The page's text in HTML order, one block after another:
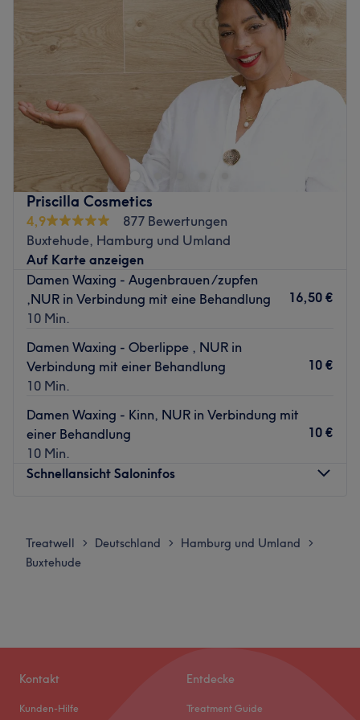
09:30–20:00
Freitag
09:30 –20:00
Samstag
09:30
Sonntag
Geschlossen
Hallo und herzlich willkommen im kosmetikzimmerchen -
Altkloster.
Hier erwartet dich ein gemütliches, modernes und mit
liebe zum Detail eingerichtetes Studio.
Unsere Behandlungen reichen von der klassischen
Kosmetik über appartive Gesichtsbehandlungen bis hin
zur Dauerhaften Haarentfernung mittels Diodenlaser.
Wir freuen uns auf dich!
Zurück zur Salonansicht
Priscilla Cosmetics
4,9
877 Bewertungen
Buxtehude, Hamburg und Umland
Auf Karte anzeigen
Damen Waxing - Augenbrauen /zupfen
,NUR in Verbindung mit eine Behandlung
10 Min.
16,50 €
Damen Waxing - Oberlippe , NUR in
Verbindung mit einer Behandlung
10 Min.
10 €
Damen Waxing - Kinn, NUR in Verbindung mit
einer Behandlung
10 Min.
10 €
Schnellansicht Saloninfos
Dienstag
11:00 –
20:00
Mittwoch
Den Schlüssel zu einem rundum gepflegten und schönem
Priscilla lädt ihre Kundinnen und Kunden in ihr
Treatwell > Deutschland > Hamburg und Umland >
Buxtehude
Kontakt
Kunden-Hilfe
Entdecke
Treatment Guide